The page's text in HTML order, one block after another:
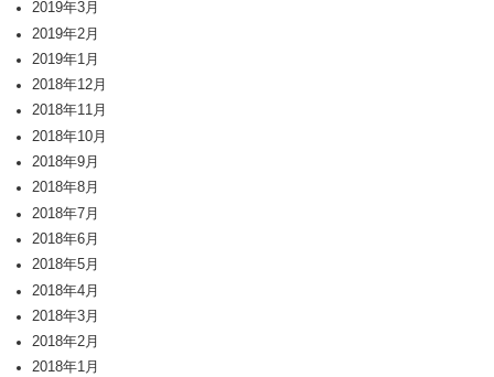
2019年3月
2019年2月
2019年1月
2018年12月
2018年11月
2018年10月
2018年9月
2018年8月
2018年7月
2018年6月
2018年5月
2018年4月
2018年3月
2018年2月
2018年1月